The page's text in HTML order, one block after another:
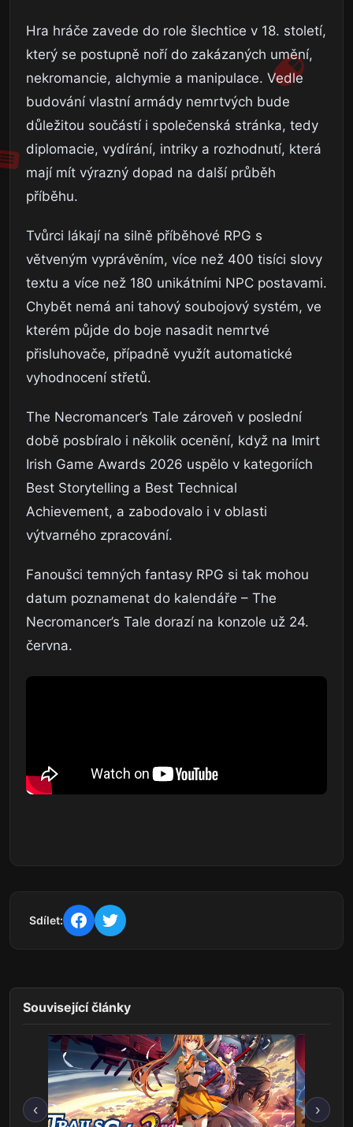
Hra hráče zavede do role šlechtice v 18. století,
který se postupně noří do zakázaných umění,
nekromancie, alchymie a manipulace. Vedle
budování vlastní armády nemrtvých bude
důležitou součástí i společenská stránka, tedy
diplomacie, vydírání, intriky a rozhodnutí, která
mají mít výrazný dopad na další průběh
příběhu.
Tvůrci lákají na silně příběhové RPG s
větveným vyprávěním, více než 400 tisíci slovy
textu a více než 180 unikátními NPC postavami.
Chybět nemá ani tahový soubojový systém, ve
kterém půjde do boje nasadit nemrtvé
přisluhovače, případně využít automatické
vyhodnocení střetů.
The Necromancer’s Tale zároveň v poslední
době posbíralo i několik ocenění, když na Imirt
Irish Game Awards 2026 uspělo v kategoriích
Best Storytelling a Best Technical
Achievement, a zabodovalo i v oblasti
výtvarného zpracování.
Fanoušci temných fantasy RPG si tak mohou
datum poznamenat do kalendáře – The
Necromancer’s Tale dorazí na konzole už 24.
června.
Sdílet:
Související články
‹ ›